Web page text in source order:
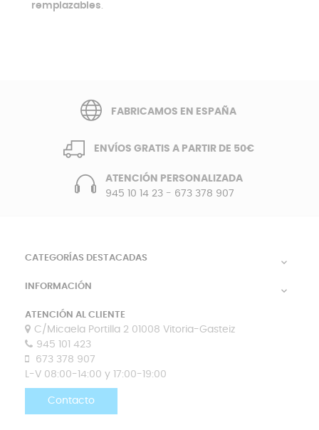
remplazables.
FABRICAMOS EN ESPAÑA
ENVÍOS GRATIS A PARTIR DE 50€
ATENCIÓN PERSONALIZADA
945 10 14 23- 673 378 907
CATEGORÍAS DESTACADAS 
INFORMACIÓN 
ATENCIÓN AL CLIENTE
C/Micaela Portilla 2 01008 Vitoria-Gasteiz
945 101 423
673 378 907
L-V 08:00-14:00 y 17:00-19:00
Contacto